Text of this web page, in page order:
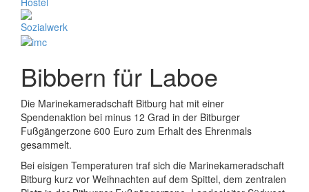
Bibbern für Laboe
Die Marinekameradschaft Bitburg hat mit einer
Spendenaktion bei minus 12 Grad in der Bitburger
Fußgängerzone 600 Euro zum Erhalt des Ehrenmals
gesammelt.
Bei eisigen Temperaturen traf sich die Marinekameradschaft
Bitburg kurz vor Weihnachten auf dem Spittel, dem zentralen